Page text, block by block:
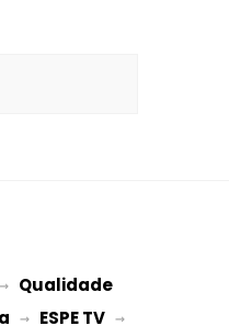
→ Qualidade
→ ESPE TV